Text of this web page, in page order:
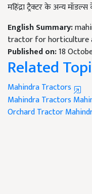
महिंद्रा ट्रैक्टर के अन्य
English Summary:
tractor for horticulture
Published on:18
Related
Mahindra Tractors
Mahindra Tractors
Orchard Tractor